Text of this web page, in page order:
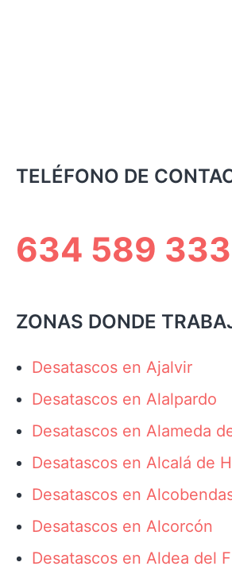
TELÉFONO DE
634 589 333
ZONAS DONDE
Desatascos en Ajalvir
Desatascos en Alalpardo
Desatascos en Alameda
Desatascos en Alcalá de
Desatascos en
Desatascos en Alcorcón
Desatascos en Aldea del